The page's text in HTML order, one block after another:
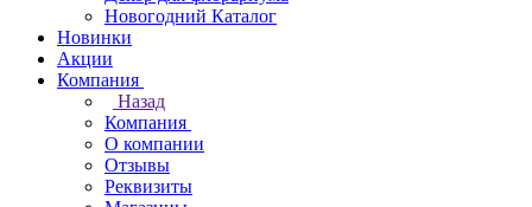
Новогодний Каталог
Новинки
Акции
Компания
Назад
Компания
О компании
Отзывы
Реквизиты